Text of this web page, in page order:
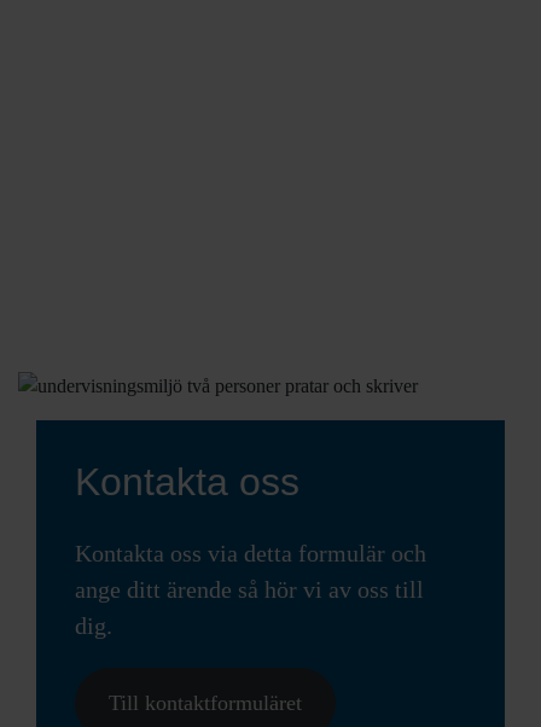
Kontakta oss
Kontakta oss via detta formulär och
ange ditt ärende så hör vi av oss till
dig.
Till kontaktformuläret